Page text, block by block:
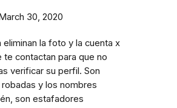
30, 2020
eliminan la foto y la cuenta x
te contactan para que no
verificar su perfil. Son
y los nombres
son estafadores